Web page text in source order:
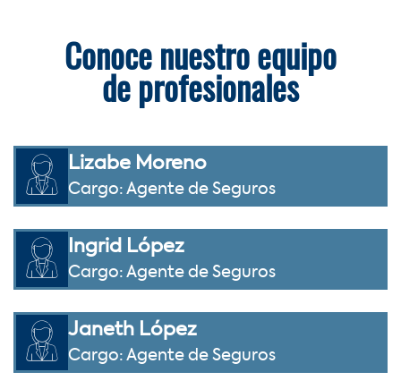
Conoce nuestro equipo
de profesionales
Lizabe Moreno
Cargo: Agente de Seguros
Ingrid López
Cargo: Agente de Seguros
Janeth López
Cargo: Agente de Seguros